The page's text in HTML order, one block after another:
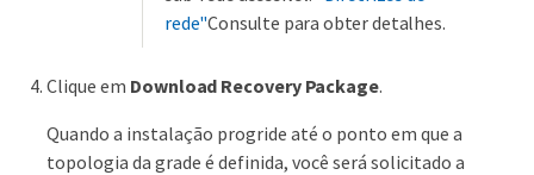
rede"Consulte para obter detalhes.
Clique em Download Recovery Package.
Quando a instalação progride até o ponto em que a
topologia da grade é definida, você será solicitado a